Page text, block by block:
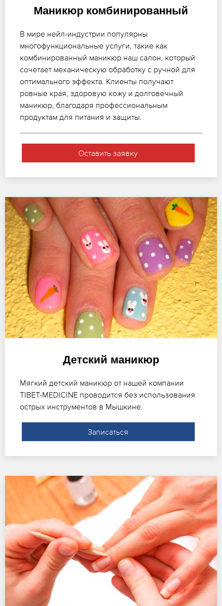
Маникюр комбинированный
В мире нейл-индустрии популярны
многофункциональные услуги, такие как
комбинированный маникюр наш салон, который
сочетает механическую обработку с ручной для
оптимального эффекта. Клиенты получают
ровные края, здоровую кожу и долговечный
маникюр, благодаря профессиональным
продуктам для питания и защиты.
Оставить заявку
Детский маникюр
Мягкий детский маникюр от нашей компании
TIBET-MEDICINE проводится без использования
острых инструментов в Мышкине.
Записаться